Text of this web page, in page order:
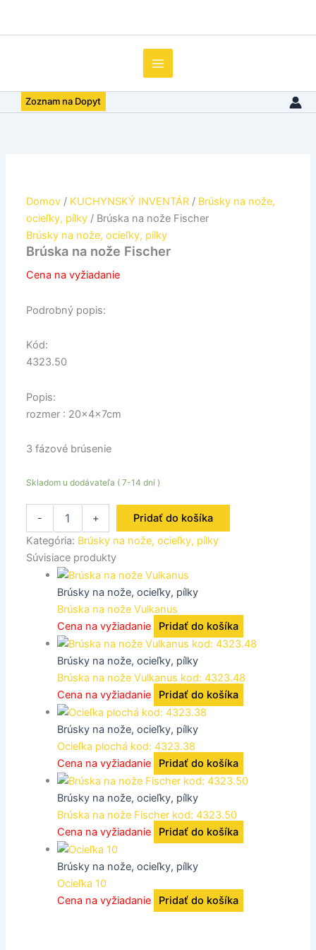
Zoznam na Dopyt
Domov / KUCHYNSKÝ INVENTÁR / Brúsky na nože,
ocieľky, pílky / Brúska na nože Fischer
Brúsky na nože, ocieľky, pílky
Brúska na nože Fischer
Cena na vyžiadanie
Podrobný popis:
Kód:
4323.50
Popis:
rozmer : 20x4x7cm
3 fázové brúsenie
Skladom u dodávateľa ( 7-14 dní )
-
na
+
Pridať do košíka
Kategória: Brúsky na nože, ocieľky, pílky
Súvisiace produkty
Brúsky na nože, ocieľky, pílky
Brúska na nože Vulkanus
Cena na vyžiadanie
Pridať do košíka
Brúsky na nože, ocieľky, pílky
Brúska na nože Vulkanus kod: 4323.48
Cena na vyžiadanie
Pridať do košíka
Brúsky na nože, ocieľky, pílky
Ocieľka plochá kod: 4323.38
Cena na vyžiadanie
Pridať do košíka
Brúsky na nože, ocieľky, pílky
Brúska na nože Fischer kod: 4323.50
Cena na vyžiadanie
Pridať do košíka
Brúsky na nože, ocieľky, pílky
Ocieľka 10
Cena na vyžiadanie
Pridať do košíka